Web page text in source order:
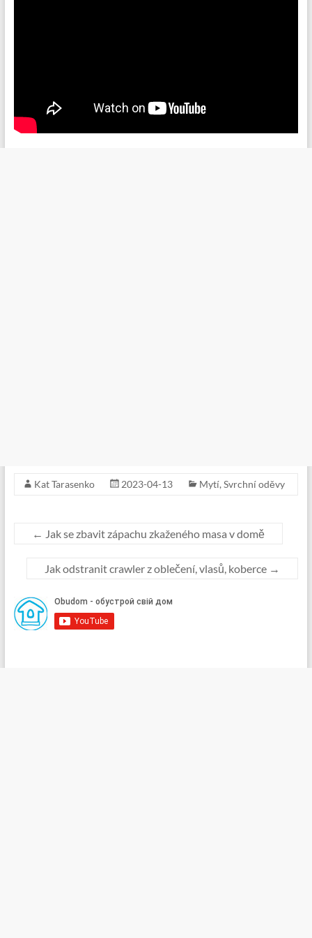
Kat Tarasenko 2023-04-13 Mytí, Svrchní oděvy
← Jak se zbavit zápachu zkaženého masa v domě
Jak odstranit crawler z oblečení, vlasů, koberce →